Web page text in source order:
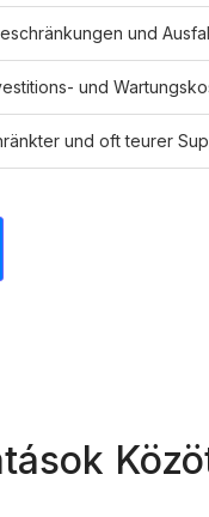
und
und
und oft teurer